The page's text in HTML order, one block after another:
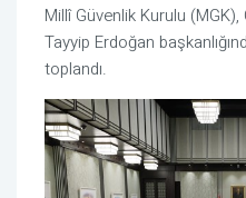
Millî Güvenlik Kurulu
Tayyip Erdoğan
toplandı.